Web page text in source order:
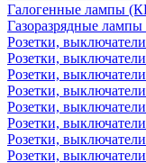
Галогенные лампы
Газоразрядные
Розетки, выключатели
Розетки,
Розетки,
Розетки,
Розетки,
Розетки,
Розетки,
Розетки,